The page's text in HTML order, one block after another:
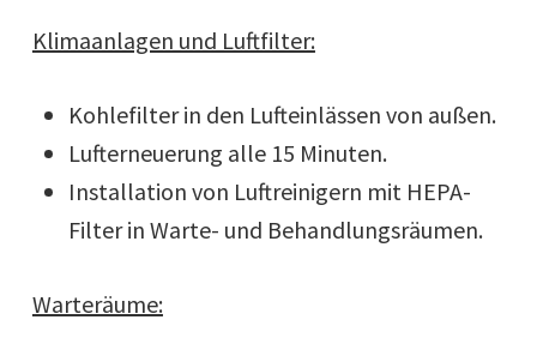
Klimaanlagen und Luftfilter:
Kohlefilter in den Lufteinlässen von außen.
Lufterneuerung alle 15 Minuten.
Installation von Luftreinigern mit HEPA-
Filter in Warte- und Behandlungsräumen.
Warteräume: